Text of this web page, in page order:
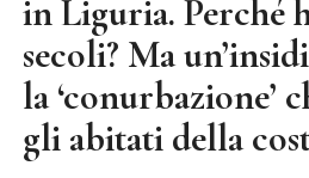
in Liguria. Perché
secoli? Ma
la ‘conurbazione’
gli abitati della